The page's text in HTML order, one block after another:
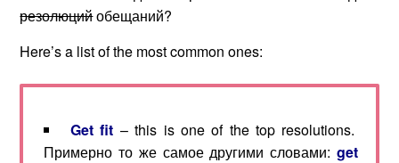
резолюцийобещаний?
Here’s a list of the most common ones:
Get fit – this is one of the top resolutions.
Примерно то же самое другими словами: get